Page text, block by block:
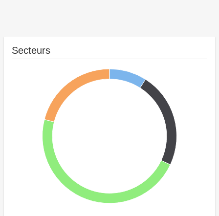
Secteurs